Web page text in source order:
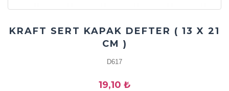
KRAFT SERT KAPAK DEFTER ( 13 X 21
CM )
D617
19,10 ₺